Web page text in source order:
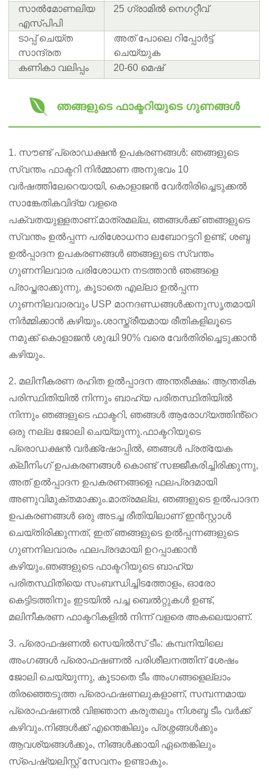
സാൽമോണലിയ
എസ്പിപി
25 ഗ്രാമിൽ നെഗറ്റീവ്
ടാപ്പ് ചെയ്ത
സാന്ദ്രത
അത് പോലെ റിപ്പോർട്ട്
ചെയ്യുക
കണികാ വലിപ്പം
20-60 മെഷ്
ഞങ്ങളുടെ ഫാക്ടറിയുടെ ഗുണങ്ങൾ
1. സൗണ്ട് പ്രൊഡക്ഷൻ ഉപകരണങ്ങൾ: ഞങ്ങളുടെ
സ്വന്തം ഫാക്ടറി നിർമ്മാണ അനുഭവം 10
വർഷത്തിലേറെയായി, കൊളാജൻ വേർതിരിച്ചെടുക്കൽ
സാങ്കേതികവിദ്യ വളരെ
പക്വതയുള്ളതാണ്.മാത്രമല്ല, ഞങ്ങൾക്ക് ഞങ്ങളുടെ
സ്വന്തം ഉൽപ്പന്ന പരിശോധനാ ലബോറട്ടറി ഉണ്ട്, ശബ്ദ
ഉൽപ്പാദന ഉപകരണങ്ങൾ ഞങ്ങളുടെ സ്വന്തം
ഗുണനിലവാര പരിശോധന നടത്താൻ ഞങ്ങളെ
പ്രാപ്തരാക്കുന്നു, കൂടാതെ എല്ലാ ഉൽപ്പന്ന
ഗുണനിലവാരവും USP മാനദണ്ഡങ്ങൾക്കനുസൃതമായി
നിർമ്മിക്കാൻ കഴിയും.ശാസ്ത്രീയമായ രീതികളിലൂടെ
നമുക്ക് കൊളാജൻ ശുദ്ധി 90% വരെ വേർതിരിച്ചെടുക്കാൻ
കഴിയും.
2. മലിനീകരണ രഹിത ഉൽപ്പാദന അന്തരീക്ഷം: ആന്തരിക
പരിസ്ഥിതിയിൽ നിന്നും ബാഹ്യ പരിതസ്ഥിതിയിൽ
നിന്നും ഞങ്ങളുടെ ഫാക്ടറി, ഞങ്ങൾ ആരോഗ്യത്തിൻ്റെ
ഒരു നല്ല ജോലി ചെയ്യുന്നു.ഫാക്ടറിയുടെ
പ്രൊഡക്ഷൻ വർക്ക്ഷോപ്പിൽ, ഞങ്ങൾ പ്രത്യേക
ക്ലീനിംഗ് ഉപകരണങ്ങൾ കൊണ്ട് സജ്ജീകരിച്ചിരിക്കുന്നു,
അത് ഉൽപ്പാദന ഉപകരണങ്ങളെ ഫലപ്രദമായി
അണുവിമുക്തമാക്കും.മാത്രമല്ല, ഞങ്ങളുടെ ഉൽപാദന
ഉപകരണങ്ങൾ ഒരു അടച്ച രീതിയിലാണ് ഇൻസ്റ്റാൾ
ചെയ്തിരിക്കുന്നത്, ഇത് ഞങ്ങളുടെ ഉൽപ്പന്നങ്ങളുടെ
ഗുണനിലവാരം ഫലപ്രദമായി ഉറപ്പാക്കാൻ
കഴിയും.ഞങ്ങളുടെ ഫാക്ടറിയുടെ ബാഹ്യ
പരിതസ്ഥിതിയെ സംബന്ധിച്ചിടത്തോളം, ഓരോ
കെട്ടിടത്തിനും ഇടയിൽ പച്ച ബെൽറ്റുകൾ ഉണ്ട്,
മലിനീകരണ ഫാക്ടറികളിൽ നിന്ന് വളരെ അകലെയാണ്.
3. പ്രൊഫഷണൽ സെയിൽസ് ടീം: കമ്പനിയിലെ
അംഗങ്ങൾ പ്രൊഫഷണൽ പരിശീലനത്തിന് ശേഷം
ജോലി ചെയ്യുന്നു, കൂടാതെ ടീം അംഗങ്ങളെല്ലാം
തിരഞ്ഞെടുത്ത പ്രൊഫഷണലുകളാണ്, സമ്പന്നമായ
പ്രൊഫഷണൽ വിജ്ഞാന കരുതലും നിശബ്ദ ടീം വർക്ക്
കഴിവും.നിങ്ങൾക്ക് എന്തെങ്കിലും പ്രശ്നങ്ങൾക്കും
ആവശ്യങ്ങൾക്കും, നിങ്ങൾക്കായി ഏതെങ്കിലും
സ്പെഷ്യലിസ്റ്റ് സേവനം ഉണ്ടാകും.